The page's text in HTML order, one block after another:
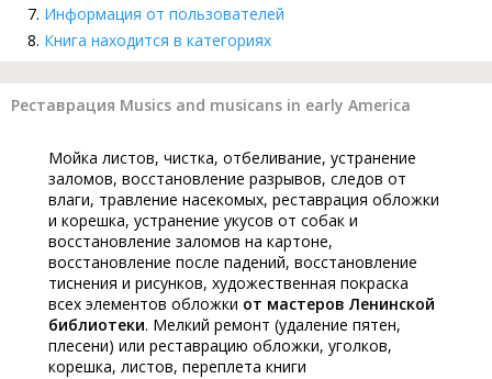
Информация от пользователей
Книга находится в категориях
Реставрация Musics and musicans in early America
Мойка листов, чистка, отбеливание, устранение
заломов, восстановление разрывов, следов от
влаги, травление насекомых, реставрация обложки
и корешка, устранение укусов от собак и
восстановление заломов на картоне,
восстановление после падений, восстановление
тиснения и рисунков, художественная покраска
всех элементов обложки от мастеров Ленинской
библиотеки. Мелкий ремонт (удаление пятен,
плесени) или реставрацию обложки, уголков,
корешка, листов, переплета книги